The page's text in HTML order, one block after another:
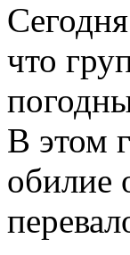
что
В этом
обилие